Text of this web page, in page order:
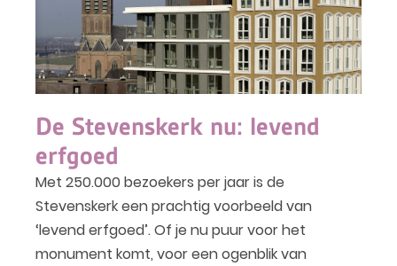
De Stevenskerk nu: levend
erfgoed
Met 250.000 bezoekers per jaar is de
Stevenskerk een prachtig voorbeeld van
‘levend erfgoed’. Of je nu puur voor het
monument komt, voor een ogenblik van